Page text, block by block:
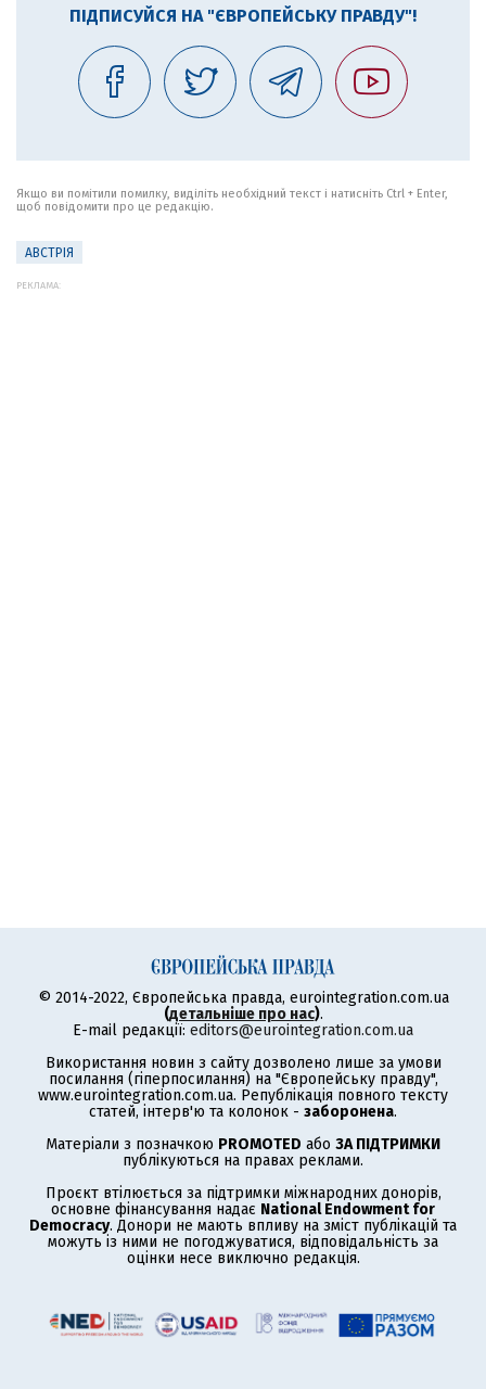
ПІДПИСУЙСЯ НА "ЄВРОПЕЙСЬКУ ПРАВДУ"!
Якщо ви помітили помилку, виділіть необхідний текст і натисніть Ctrl + Enter,
щоб повідомити про це редакцію.
АВСТРІЯ
РЕКЛАМА:
© 2014-2022, Європейська правда, eurointegration.com.ua
(детальніше про нас).
E-mail редакції: editors@eurointegration.com.ua
Використання новин з сайту дозволено лише за умови
посилання (гіперпосилання) на "Європейську правду",
www.eurointegration.com.ua. Републікація повного тексту
статей, інтерв'ю та колонок - заборонена.
Матеріали з позначкою PROMOTED або ЗА ПІДТРИМКИ
публікуються на правах реклами.
Проєкт втілюється за підтримки міжнародних донорів,
основне фінансування надає National Endowment for
Democracy. Донори не мають впливу на зміст публікацій та
можуть із ними не погоджуватися, відповідальність за
оцінки несе виключно редакція.